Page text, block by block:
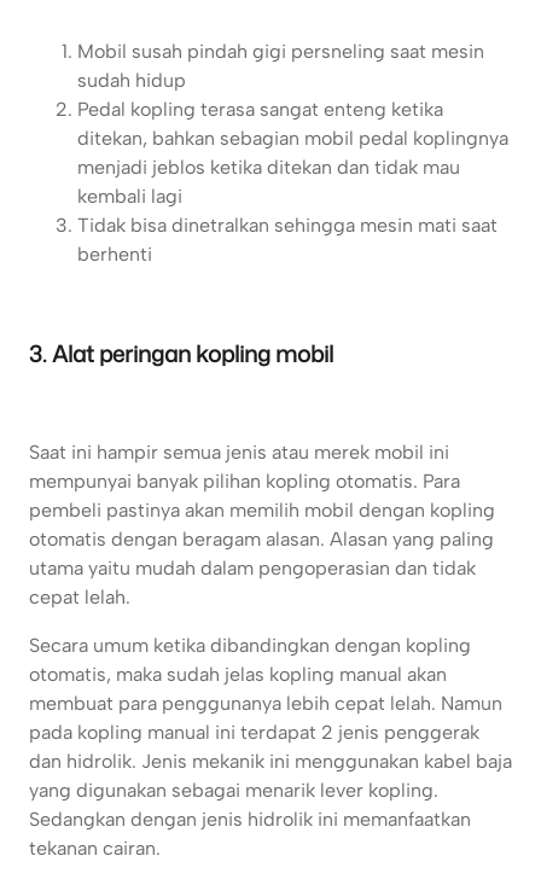
Mobil susah pindah gigi persneling saat mesin
sudah hidup
Pedal kopling terasa sangat enteng ketika
ditekan, bahkan sebagian mobil pedal koplingnya
menjadi jeblos ketika ditekan dan tidak mau
kembali lagi
Tidak bisa dinetralkan sehingga mesin mati saat
berhenti
3. Alat peringan kopling mobil
Saat ini hampir semua jenis atau merek mobil ini
mempunyai banyak pilihan kopling otomatis. Para
pembeli pastinya akan memilih mobil dengan kopling
otomatis dengan beragam alasan. Alasan yang paling
utama yaitu mudah dalam pengoperasian dan tidak
cepat lelah.
Secara umum ketika dibandingkan dengan kopling
otomatis, maka sudah jelas kopling manual akan
membuat para penggunanya lebih cepat lelah. Namun
pada kopling manual ini terdapat 2 jenis penggerak
dan hidrolik. Jenis mekanik ini menggunakan kabel baja
yang digunakan sebagai menarik lever kopling.
Sedangkan dengan jenis hidrolik ini memanfaatkan
tekanan cairan.